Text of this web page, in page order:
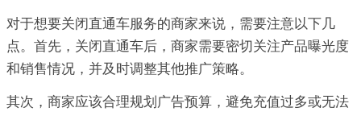
对于想要关闭直通车服务的商家来说，需要注意以下几
点。首先，关闭直通车后，商家需要密切关注产品曝光度
和销售情况，并及时调整其他推广策略。
其次，商家应该合理规划广告预算，避免充值过多或无法